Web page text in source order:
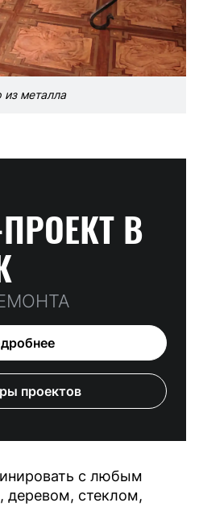
металла
В
проектов
с любым
деревом, стеклом,